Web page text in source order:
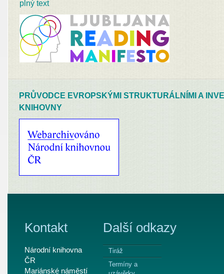
plný text
PRŮVODCE EVROPSKÝMI STRUKTURÁLNÍMI A
KNIHOVNY
Kontakt
Národní knihovna
ČR
Mariánské náměstí
Další odkazy
Tiráž
Termíny a